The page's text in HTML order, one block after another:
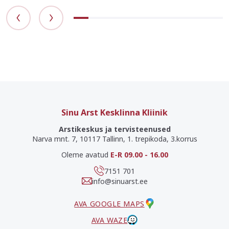
Sinu Arst Kesklinna Kliinik
Arstikeskus ja tervisteenused
Narva mnt. 7, 10117 Tallinn, 1. trepikoda, 3.korrus
Oleme avatud E-R 09.00 - 16.00
7151 701
info@sinuarst.ee
AVA GOOGLE MAPS
AVA WAZE